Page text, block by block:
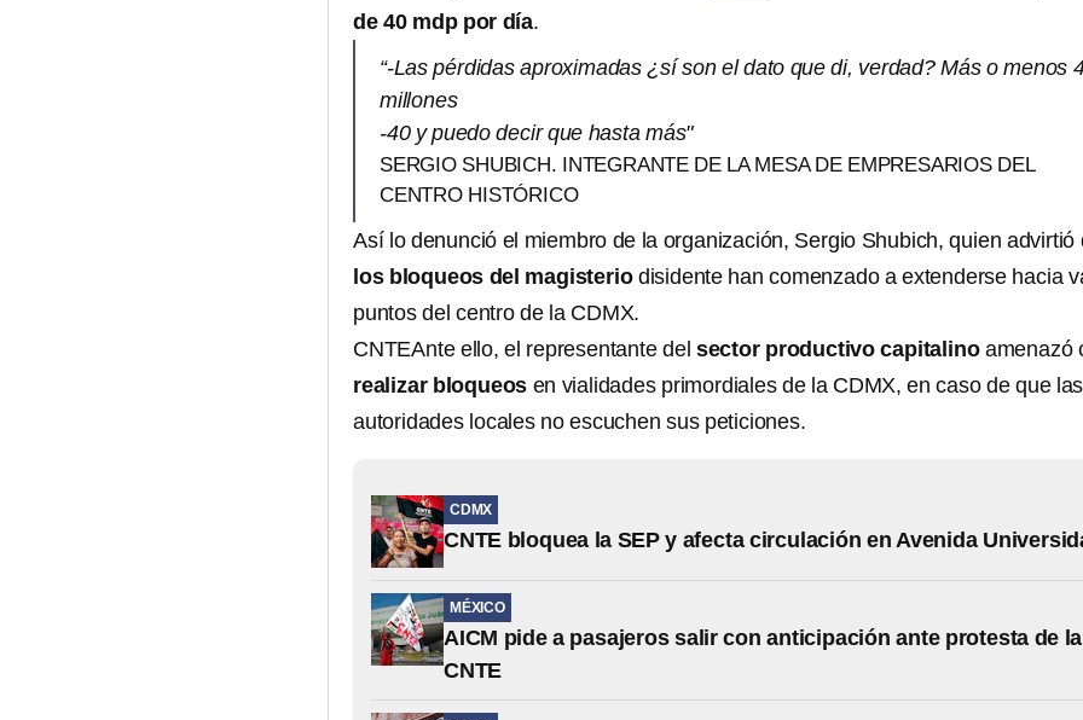
de 40 mdp por día.
“-Las pérdidas aproximadas ¿sí son el dato que di, verdad? Más o menos
millones
-40 y puedo decir que hasta más"
SERGIO SHUBICH. INTEGRANTE DE LA MESA DE EMPRESARIOS DEL
CENTRO HISTÓRICO
Así lo denunció el miembro de la organización, Sergio Shubich, quien advirtió
los bloqueos del magisteriodisidente han comenzado a extenderse hacia
puntos del centro de la CDMX.
CNTEAnte ello, el representante del sector productivo capitalinoamenazó
realizar bloqueos en vialidades primordiales de la CDMX, en caso de que las
autoridades locales no escuchen sus peticiones.
CDMX
CNTE bloquea la SEP y afecta circulación en Avenida
MÉXICO
AICM pide a pasajeros salir con anticipación ante protesta de la
CNTE